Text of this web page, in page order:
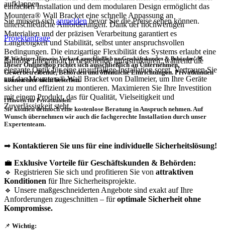
einfachen Installation und dem modularen Design ermöglicht das
Mountera® Wall Bracket eine schnelle Anpassung an
unterschiedliche Anforderungen. Dank der hochwertigen
Materialien und der präzisen Verarbeitung garantiert es
Langlebigkeit und Stabilität, selbst unter anspruchsvollen
Bedingungen. Die einzigartige Flexibilität des Systems erlaubt eine
nahtlose Integration in bestehende Infrastrukturen, während die
elegante Optik für eine unauffällige Installation sorgt. Vertrauen Sie
auf das Mountera® Wall Bracket von Dallmeier, um Ihre Geräte
sicher und effizient zu montieren. Maximieren Sie Ihre Investition
mit einem Produkt, das für Qualität, Vielseitigkeit und
Zuverlässigkeit steht.
aufklappen
Sie müssen sichanmeldenbevor Sie die Preise sehen können.
Projektanfrage
🚨 Wichtiger Hinweis: Verkauf ausschließlich an Geschäftskunden & Behörden! 🚨
Dieser Onlineshop richtet sichausschließlichan Unternehmen,
Gewerbetreibende, Behörden und öffentliche Einrichtungen. Privatkunden
können hier nicht bestellen.
❗Hinweis für Privatkunden:
Sie können dennoch eine kostenlose Beratung in Anspruch nehmen. Auf
Wunsch übernehmen wir auch die fachgerechte Installation durch unser
Expertenteam.
➡ Kontaktieren Sie uns für eine individuelle Sicherheitslösung!
💼 Exklusive Vorteile für Geschäftskunden & Behörden:
🔹 Registrieren Sie sich und profitieren Sie von attraktiven
Konditionen für Ihre Sicherheitsprojekte.
🔹 Unsere maßgeschneiderten Angebote sind exakt auf Ihre
Anforderungen zugeschnitten – füroptimale Sicherheit ohne
Kompromisse.
📌 Wichtig: